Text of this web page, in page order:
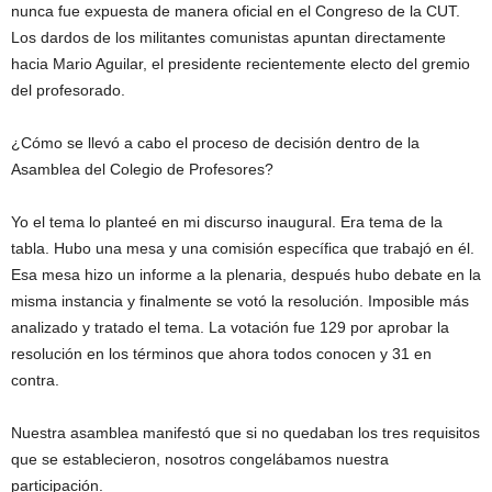
nunca fue expuesta de manera oficial en el Congreso de la CUT.
Los dardos de los militantes comunistas apuntan directamente
hacia Mario Aguilar, el presidente recientemente electo del gremio
del profesorado.
¿Cómo se llevó a cabo el proceso de decisión dentro de la
Asamblea del Colegio de Profesores?
Yo el tema lo planteé en mi discurso inaugural. Era tema de la
tabla. Hubo una mesa y una comisión específica que trabajó en él.
Esa mesa hizo un informe a la plenaria, después hubo debate en la
misma instancia y finalmente se votó la resolución. Imposible más
analizado y tratado el tema. La votación fue 129 por aprobar la
resolución en los términos que ahora todos conocen y 31 en
contra.
Nuestra asamblea manifestó que si no quedaban los tres requisitos
que se establecieron, nosotros congelábamos nuestra
participación.